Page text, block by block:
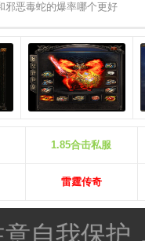
邪恶毒蛇的爆率哪个更好
1.85合击私服
雷霆传奇
自我保护